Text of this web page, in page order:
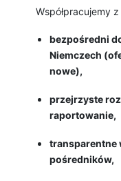
Współpracujemy
bezpośredni
Niemczech
nowe),
przejrzyste
raportowanie,
transparentne
pośredników,